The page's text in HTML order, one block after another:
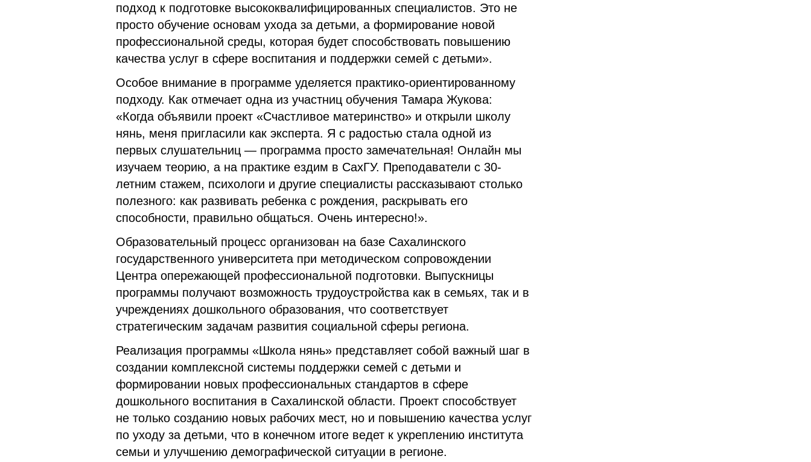
подход к подготовке высококвалифицированных специалистов. Это не
просто обучение основам ухода за детьми, а формирование новой
профессиональной среды, которая будет способствовать повышению
качества услуг в сфере воспитания и поддержки семей с детьми».
Особое внимание в программе уделяется практико-ориентированному
подходу. Как отмечает одна из участниц обучения Тамара Жукова:
«Когда объявили проект «Счастливое материнство» и открыли школу
нянь, меня пригласили как эксперта. Я с радостью стала одной из
первых слушательниц — программа просто замечательная! Онлайн мы
изучаем теорию, а на практике ездим в СахГУ. Преподаватели с 30-
летним стажем, психологи и другие специалисты рассказывают столько
полезного: как развивать ребенка с рождения, раскрывать его
способности, правильно общаться. Очень интересно!».
Образовательный процесс организован на базе Сахалинского
государственного университета при методическом сопровождении
Центра опережающей профессиональной подготовки. Выпускницы
программы получают возможность трудоустройства как в семьях, так и в
учреждениях дошкольного образования, что соответствует
стратегическим задачам развития социальной сферы региона.
Реализация программы «Школа нянь» представляет собой важный шаг в
создании комплексной системы поддержки семей с детьми и
формировании новых профессиональных стандартов в сфере
дошкольного воспитания в Сахалинской области. Проект способствует
не только созданию новых рабочих мест, но и повышению качества услуг
по уходу за детьми, что в конечном итоге ведет к укреплению института
семьи и улучшению демографической ситуации в регионе.